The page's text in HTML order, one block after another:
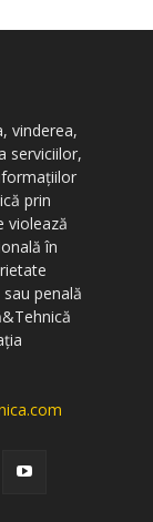
vinderea,
serviciilor,
prin
violează
în
penală